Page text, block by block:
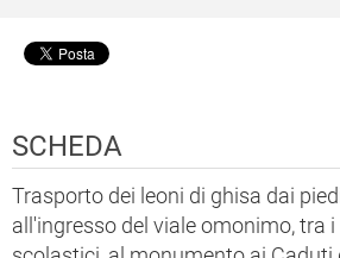
SCHEDA
Trasporto dei leoni di ghisa dai
all'ingresso del viale omonimo, tra